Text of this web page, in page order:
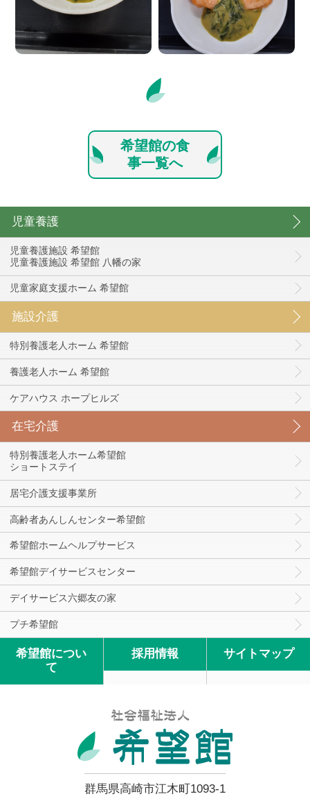
希望館の食
事一覧へ
群馬県高崎市江木町1093-1
児童養護
児童養護施設 希望館
児童養護施設 希望館 八幡の家
児童家庭支援ホーム 希望館
施設介護
特別養護老人ホーム 希望館
養護老人ホーム 希望館
ケアハウス ホープヒルズ
在宅介護
特別養護老人ホーム希望館
ショートステイ
居宅介護支援事業所
高齢者あんしんセンター希望館
希望館ホームヘルプサービス
希望館デイサービスセンター
デイサービス六郷友の家
プチ希望館
希望館につい
て
採用情報 サイトマップ